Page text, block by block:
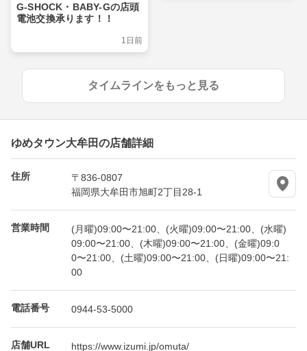
G-SHOCK・BABY-Gの店頭
電池交換承ります！！
1日前
タイムラインをもっと見る
ゆめタウン大牟田の店舗詳細
住所
〒836-0807
福岡県大牟田市旭町2丁目28-1
営業時間
(月曜)09:00〜21:00、(火曜)09:00〜21:00、(水曜)
09:00〜21:00、(木曜)09:00〜21:00、(金曜)09:0
0〜21:00、(土曜)09:00〜21:00、(日曜)09:00〜21:
00
電話番号 0944-53-5000
店舗URL https://www.izumi.jp/omuta/